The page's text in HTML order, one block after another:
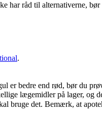
har råd til alternativerne,
.
er bedre end rød, bør du
lægemidler på lager, og
bruge det. Bemærk, at